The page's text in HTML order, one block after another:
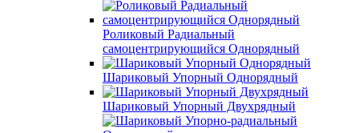
Роликовый Радиальный
самоцентрирующийся Однорядный
Шариковый Упорный Однорядный
Шариковый Упорный Двухрядный